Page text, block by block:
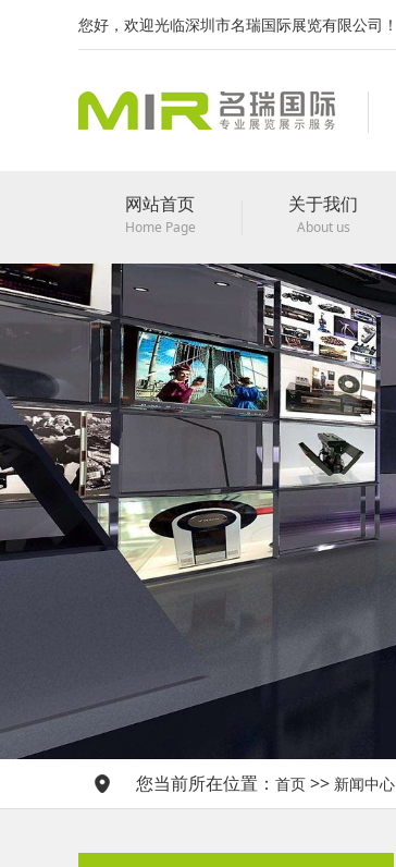
您好，欢迎光临深圳市名瑞国际展览有限公司！
网站首页
Home Page
关于我们
About us
您当前所在位置： 首页 >> 新闻中心